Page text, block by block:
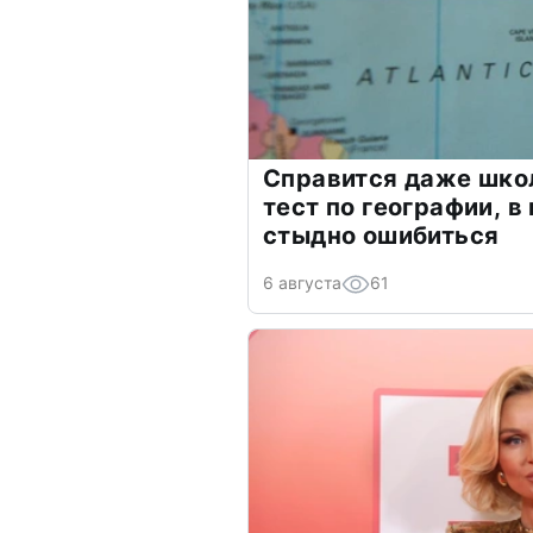
Справится даже
тест по географии,
стыдно ошибиться
6 августа 61